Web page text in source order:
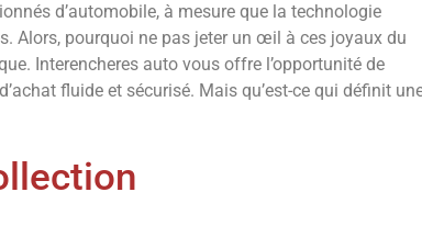
d’automobile, à mesure que la technologie
Alors, pourquoi ne pas jeter un œil à ces joyaux du
Interencheres auto vous offre l’opportunité de
fluide et sécurisé. Mais qu’est-ce qui définit